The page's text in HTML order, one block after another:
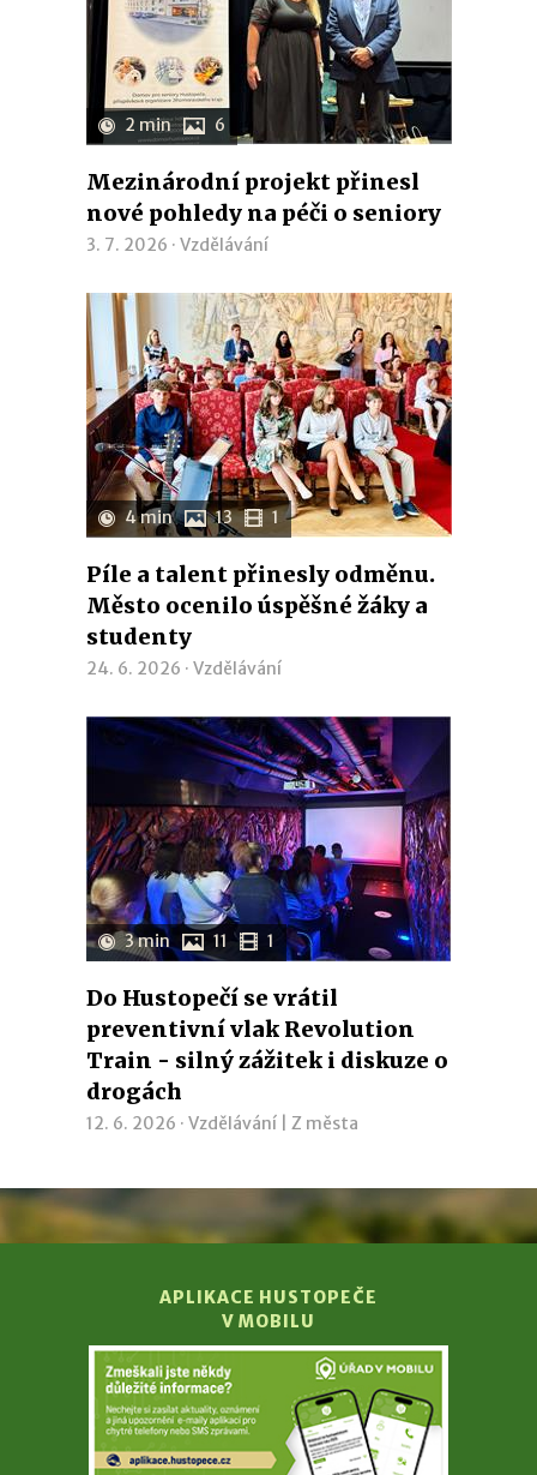
2 min 6
Mezinárodní projekt přinesl
nové pohledy na péči o seniory
3. 7. 2026 · Vzdělávání
4 min 13 1
Píle a talent přinesly odměnu.
Město ocenilo úspěšné žáky a
studenty
24. 6. 2026 · Vzdělávání
3 min 11 1
Do Hustopečí se vrátil
preventivní vlak Revolution
Train - silný zážitek i diskuze o
drogách
12. 6. 2026 · Vzdělávání| Z města
APLIKACE HUSTOPEČE
V MOBILU